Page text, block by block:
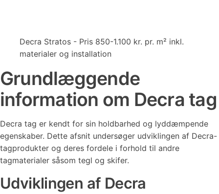
Decra Stratos - Pris 850-1.100 kr. pr. m² inkl.
materialer og installation
Grundlæggende
information om Decra tag
Decra tag er kendt for sin holdbarhed og lyddæmpende
egenskaber. Dette afsnit undersøger udviklingen af Decra-
tagprodukter og deres fordele i forhold til andre
tagmaterialer såsom tegl og skifer.
Udviklingen af Decra